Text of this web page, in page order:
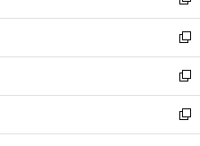
開
く
ウ
で
開
く
ン
ド
ウ
で
開
く
ウ
ィ
ン
ド
ウ
で
開
し
い
ウ
ィ
ン
ド
ウ
新
し
い
ウ
ィ
ン
新
し
い
ウ
新
し